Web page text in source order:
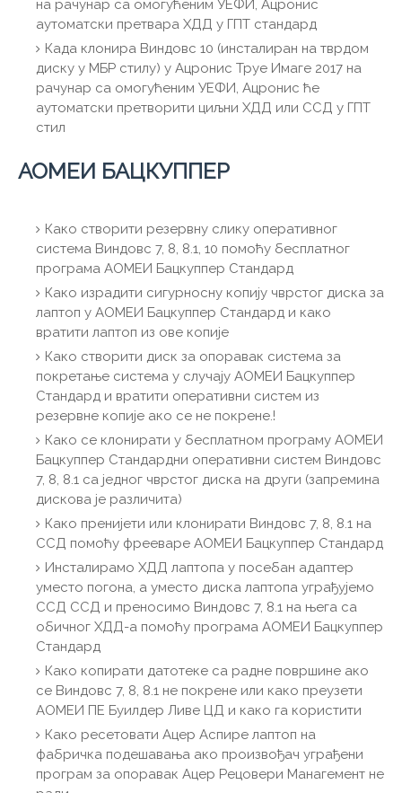
на рачунар са омогућеним УЕФИ, Ацронис
аутоматски претвара ХДД у ГПТ стандард
Када клонира Виндовс 10 (инсталиран на тврдом
диску у МБР стилу) у Ацронис Труе Имаге 2017 на
рачунар са омогућеним УЕФИ, Ацронис ће
аутоматски претворити циљни ХДД или ССД у ГПТ
стил
АОМЕИ БАЦКУППЕР
Како створити резервну слику оперативног
система Виндовс 7, 8, 8.1, 10 помоћу бесплатног
програма АОМЕИ Бацкуппер Стандард
Како израдити сигурносну копију чврстог диска за
лаптоп у АОМЕИ Бацкуппер Стандард и како
вратити лаптоп из ове копије
Како створити диск за опоравак система за
покретање система у случају АОМЕИ Бацкуппер
Стандард и вратити оперативни систем из
резервне копије ако се не покрене.!
Како се клонирати у бесплатном програму АОМЕИ
Бацкуппер Стандардни оперативни систем Виндовс
7, 8, 8.1 са једног чврстог диска на други (запремина
дискова је различита)
Како пренијети или клонирати Виндовс 7, 8, 8.1 на
ССД помоћу фрееваре АОМЕИ Бацкуппер Стандард
Инсталирамо ХДД лаптопа у посебан адаптер
уместо погона, а уместо диска лаптопа уграђујемо
ССД ССД и преносимо Виндовс 7, 8.1 на њега са
обичног ХДД-а помоћу програма АОМЕИ Бацкуппер
Стандард
Како копирати датотеке са радне површине ако
се Виндовс 7, 8, 8.1 не покрене или како преузети
АОМЕИ ПЕ Буилдер Ливе ЦД и како га користити
Како ресетовати Ацер Аспире лаптоп на
фабричка подешавања ако произвођач уграђени
програм за опоравак Ацер Рецовери Манагемент не